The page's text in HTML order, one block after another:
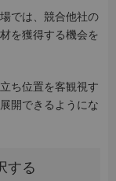
では、競合他社の
を獲得する機会を
ち位置を客観視す
開できるようにな
する